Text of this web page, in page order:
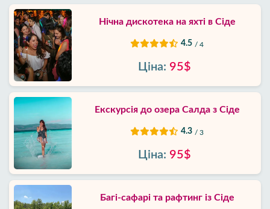
Нічна дискотека на яхті в Сіде
4.5 / 4
Ціна: 95$
Екскурсія до озера Салда з Сіде
4.3 / 3
Ціна: 95$
Багі-сафарі та рафтинг із Сіде